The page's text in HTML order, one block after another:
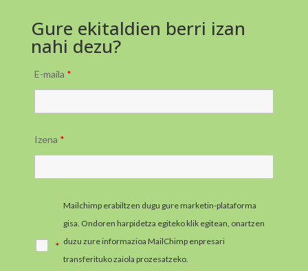
Gure ekitaldien berri izan
nahi dezu?
E-maila *
Izena *
*
Mailchimp erabiltzen dugu gure marketin-plataforma
gisa. Ondoren harpidetza egiteko klik egitean, onartzen
duzu zure informazioa MailChimp enpresari
transferituko zaiola prozesatzeko.